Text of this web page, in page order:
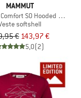
MAMMUT
SO Hooded Jacket
softshell
€ 143,97 €
5,0(2)